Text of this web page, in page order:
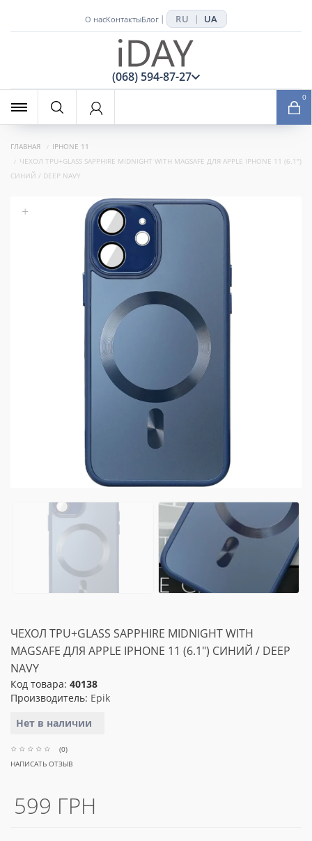
О насКонтактыБлог | RU | UA
(068) 594-87-27
0
ГЛАВНАЯ
IPHONE 11
ЧЕХОЛ TPU+GLASS SAPPHIRE MIDNIGHT WITH MAGSAFE ДЛЯ APPLE IPHONE 11 (6.1")
СИНИЙ / DEEP NAVY
+
ЧЕХОЛ TPU+GLASS SAPPHIRE MIDNIGHT WITH
MAGSAFE ДЛЯ APPLE IPHONE 11 (6.1") СИНИЙ / DEEP
NAVY
Код товара: 40138
Производитель: Epik
Нет в наличии
(0)
НАПИСАТЬ ОТЗЫВ
599 ГРН